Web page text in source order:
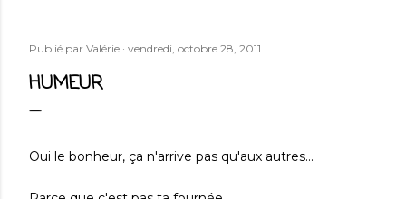
Publié par Valérie vendredi, octobre 28, 2011
HUMEUR
Oui le bonheur, ça n'arrive pas qu'aux autres...